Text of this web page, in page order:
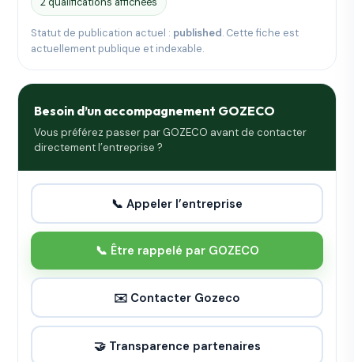
Statut de publication actuel : published. Cette fiche est
actuellement publique et indexable.
Besoin d’un accompagnement GOZECO
Vous préférez passer par GOZECO avant de contacter
directement l’entreprise ?
📞 Appeler l’entreprise
📞 Être rappelé par GOZECO
✉️ Contacter Gozeco
🤝 Transparence partenaires